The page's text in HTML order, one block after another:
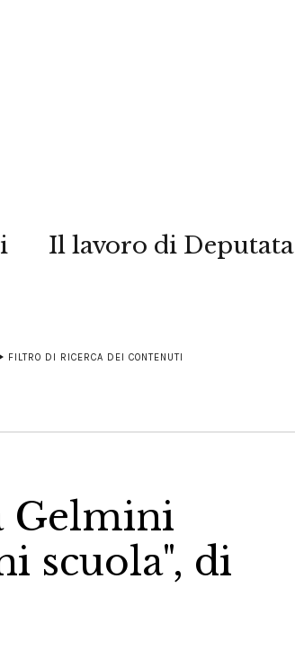
Il lavoro di Deputata
FILTRO DI RICERCA DEI CONTENUTI
Gelmini
scuola", di